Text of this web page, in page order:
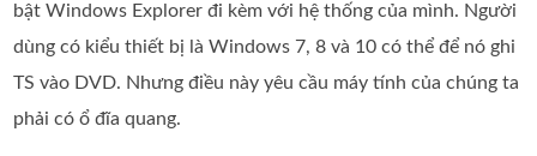
bật Windows Explorer đi kèm với hệ thống của mình. Người
dùng có kiểu thiết bị là Windows 7, 8 và 10 có thể để nó ghi
TS vào DVD. Nhưng điều này yêu cầu máy tính của chúng ta
phải có ổ đĩa quang.